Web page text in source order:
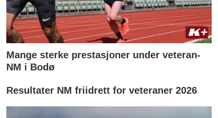
Mange sterke prestasjoner under veteran-
NM i Bodø
Resultater NM friidrett for veteraner 2026